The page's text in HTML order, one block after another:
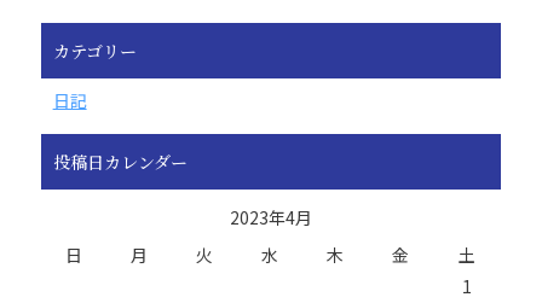
カテゴリー
日記
投稿日カレンダー
2023年4月
日
月 火 水 木 金 土
1